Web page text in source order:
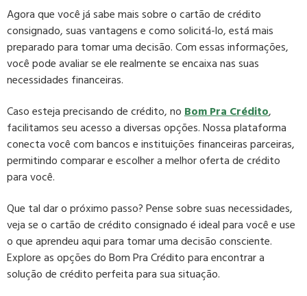
Agora que você já sabe mais sobre o cartão de crédito
consignado, suas vantagens e como solicitá-lo, está mais
preparado para tomar uma decisão. Com essas informações,
você pode avaliar se ele realmente se encaixa nas suas
necessidades financeiras.
Caso esteja precisando de crédito, noBom Pra Crédito,
facilitamos seu acesso a diversas opções. Nossa plataforma
conecta você com bancos e instituições financeiras parceiras,
permitindo comparar e escolher a melhor oferta de crédito
para você.
Que tal dar o próximo passo? Pense sobre suas necessidades,
veja se o cartão de crédito consignado é ideal para você e use
o que aprendeu aqui para tomar uma decisão consciente.
Explore as opções do Bom Pra Crédito para encontrar a
solução de crédito perfeita para sua situação.